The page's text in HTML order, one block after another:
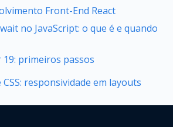
Front-End React
no JavaScript: o que é e quando
primeiros passos
CSS: responsividade em layouts